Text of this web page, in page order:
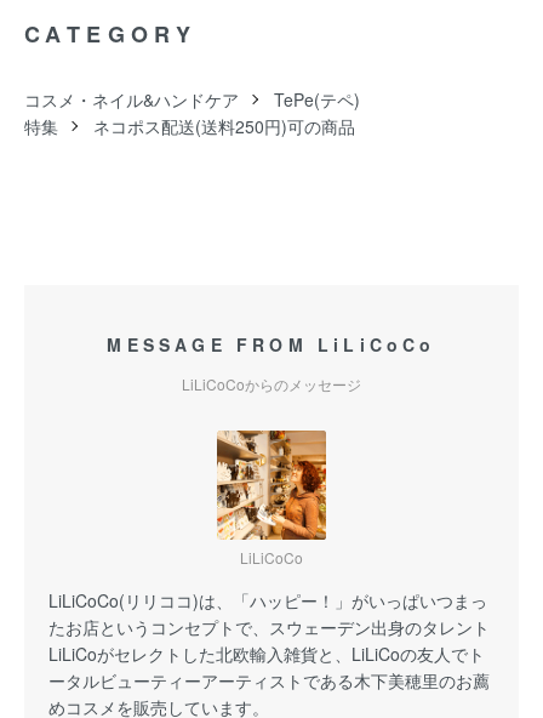
CATEGORY
コスメ・ネイル&ハンドケア
TePe(テペ)
特集
ネコポス配送(送料250円)可の商品
MESSAGE FROM LiLiCoCo
LiLiCoCoからのメッセージ
LiLiCoCo
LiLiCoCo(リリココ)は、「ハッピー！」がいっぱいつまっ
たお店というコンセプトで、スウェーデン出身のタレント
LiLiCoがセレクトした北欧輸入雑貨と、LiLiCoの友人でト
ータルビューティーアーティストである木下美穂里のお薦
めコスメを販売しています。